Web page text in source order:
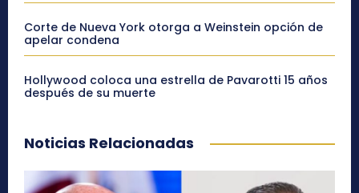
Corte de Nueva York otorga a Weinstein opción de
apelar condena
Hollywood coloca una estrella de Pavarotti 15 años
después de su muerte
Noticias Relacionadas